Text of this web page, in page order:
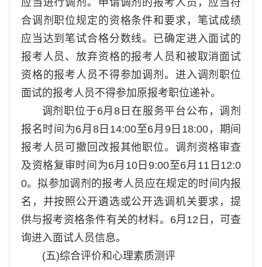
合调剂职位规定的资格条件和要求，笔试成绩
应当达到笔试合格分数线。已确定进入面试的
报考人员、放弃资格的报考人员和被取消面试
资格的报考人员不得参加调剂。进入调剂职位
面试的报考人员不得参加原报考职位递补。
调剂职位于6月8日在服务平台公布，调剂
报名时间为6月8日14:00至6月9日18:00，期间
报考人员可撤回改报其他职位。调剂资格审查
及资格复审时间为6月10日9:00至6月11日12:0
0。拟参加调剂的报考人员应在规定的时间内报
名，并按照公开遴选或公开选调机关要求，提
供与报考资格条件有关的材料。6月12日，可查
询进入面试人员信息。
(五)综合评价和心理素质测评